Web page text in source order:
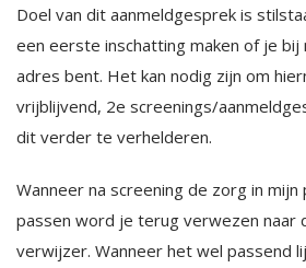
Doel van dit aanmeldgesprek is
een eerste inschatting maken of je bij
adres bent. Het kan nodig zijn om
vrijblijvend, 2e screenings/
dit verder te verhelderen.
Wanneer na screening de zorg in
passen word je terug verwezen naar
verwijzer. Wanneer het wel passend